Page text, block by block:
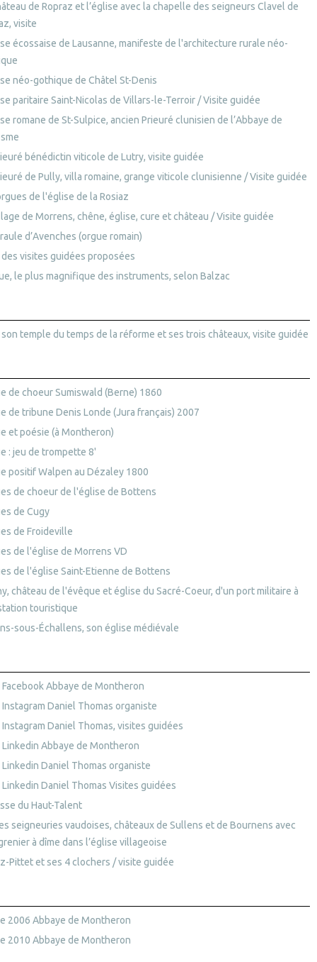
de Ropraz et l’église avec la chapelle des seigneurs Clavel de
visite
écossaise de Lausanne, manifeste de l'architecture rurale néo-
néo-gothique de Châtel St-Denis
paritaire Saint-Nicolas de Villars-le-Terroir / Visite guidée
romane de St-Sulpice, ancien Prieuré clunisien de l’Abbaye de
bénédictin viticole de Lutry, visite guidée
de Pully, villa romaine, grange viticole clunisienne / Visite guidée
de l'église de la Rosiaz
de Morrens, chêne, église, cure et château / Visite guidée
d’Avenches (orgue romain)
visites guidées proposées
le plus magnifique des instruments, selon Balzac
son temple du temps de la réforme et ses trois châteaux, visite guidée
de choeur Sumiswald (Berne) 1860
de tribune Denis Londe (Jura français) 2007
et poésie (à Montheron)
: jeu de trompette 8'
positif Walpen au Dézaley 1800
de choeur de l'église de Bottens
de Cugy
de Froideville
de l'église de Morrens VD
de l'église Saint-Etienne de Bottens
château de l'évêque et église du Sacré-Coeur, d'un port militaire à
touristique
sous-Échallens, son église médiévale
Facebook Abbaye de Montheron
Instagram Daniel Thomas organiste
Instagram Daniel Thomas, visites guidées
Linkedin Abbaye de Montheron
Linkedin Daniel Thomas organiste
Linkedin Daniel Thomas Visites guidées
du Haut-Talent
seigneuries vaudoises, châteaux de Sullens et de Bournens avec
à dîme dans l’église villageoise
Pittet et ses 4 clochers / visite guidée
2006 Abbaye de Montheron
2010 Abbaye de Montheron